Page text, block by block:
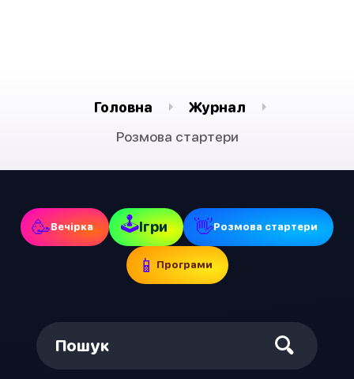
Головна
Журнал
Pозмова стартери
🥳Вечірка 🕹Ігри 👋Pозмова стартери
📱 Програми
Пошук